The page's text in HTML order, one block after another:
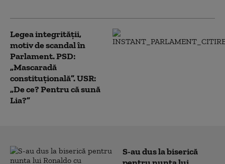
Legea integrității,
motiv de scandal în
Parlament. PSD:
„Mascaradă
constituțională”. USR:
„De ce? Pentru că sună
Lia?”
S-au dus la biserică